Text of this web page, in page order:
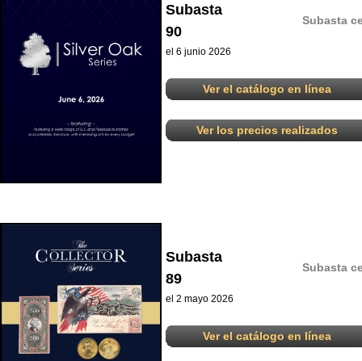
Subasta
90
Subasta
el 6 junio 2026
Ver el catálogo en línea
Ver los precios realizados
Subasta
89
Subasta
el 2 mayo 2026
Ver el catálogo en línea